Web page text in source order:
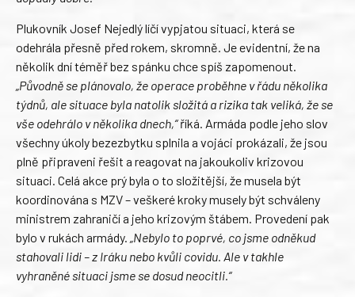
Plukovník Josef Nejedlý líčí vypjatou situaci, která se
odehrála přesně před rokem, skromně. Je evidentní, že na
několik dní téměř bez spánku chce spíš zapomenout.
„Původně se plánovalo, že operace proběhne v řádu několika
týdnů, ale situace byla natolik složitá a rizika tak veliká, že se
vše odehrálo v několika dnech,“říká. Armáda podle jeho slov
všechny úkoly bezezbytku splnila a vojáci prokázali, že jsou
plně připraveni řešit a reagovat na jakoukoliv krizovou
situaci. Celá akce prý byla o to složitější, že musela být
koordinována s MZV – veškeré kroky musely být schváleny
ministrem zahraničí a jeho krizovým štábem. Provedení pak
bylo v rukách armády. „Nebylo to poprvé, co jsme odněkud
stahovali lidi – z Iráku nebo kvůli covidu. Ale v takhle
vyhraněné situaci jsme se dosud neocitli.“